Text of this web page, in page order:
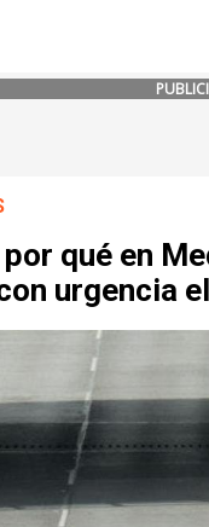
qué en
urgencia